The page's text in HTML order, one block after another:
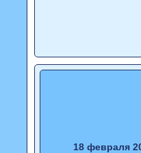
18 февраля